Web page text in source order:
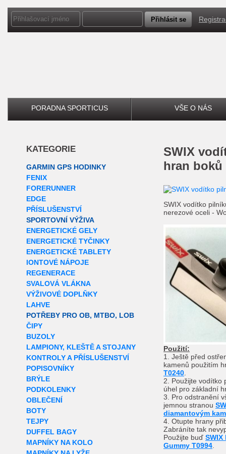
PORADNA SPORTICUS VŠE O NÁS
KATEGORIE
GARMIN GPS HODINKY
FENIX
FORERUNNER
EDGE
PŘÍSLUŠENSTVÍ
SPORTOVNÍ VÝŽIVA
ENERGETICKÉ GELY
ENERGETICKÉ TYČINKY
ENERGETICKÉ TABLETY
IONTOVÉ NÁPOJE
REGENERACE
SVALOVÁ VLÁKNA
VÝŽIVOVÉ DOPLŇKY
LAHVE
POTŘEBY PRO OB, MTBO, LOB
ČIPY
BUZOLY
LAMPIONY, KLEŠTĚ A STOJANY
KONTROLY A PŘÍSLUŠENSTVÍ
POPISOVNÍKY
BRÝLE
PODKOLENKY
OBLEČENÍ
BOTY
TEJPY
DUFFEL BAGY
MAPNÍKY NA KOLO
SWIX
hran boků
SWIX vodítko
nerezové oceli -
Použití:
1. Ještě před
kamenů použitím
T0240
2. Použijte vodítko
úhel pro základní
3. Pro odstranění
jemnou stranou
diamantovým
4. Otupte hrany
Zabráníte tak
Použijte buď SWIX
Gummy T0994